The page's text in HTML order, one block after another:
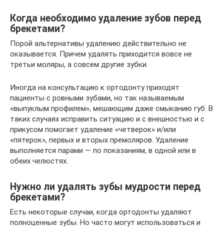
Когда необходимо удаление зубов перед
брекетами?
Порой альтернативы удалению действительно не
оказывается. Причем удалять приходится вовсе не
третьи моляры, а совсем другие зубки.
Иногда на консультацию к ортодонту приходят
пациенты с ровными зубами, но так называемым
«выпуклым профилем», мешающим даже смыканию губ. В
таких случаях исправить ситуацию и с внешностью и с
прикусом помогает удаление «четверок» и/или
«пятерок», первых и вторых премоляров. Удаление
выполняется парами — по показаниям, в одной или в
обеих челюстях.
Нужно ли удалять зубы мудрости перед
брекетами?
Есть некоторые случаи, когда ортодонты удаляют
полноценные зубы. Но часто могут использоваться и